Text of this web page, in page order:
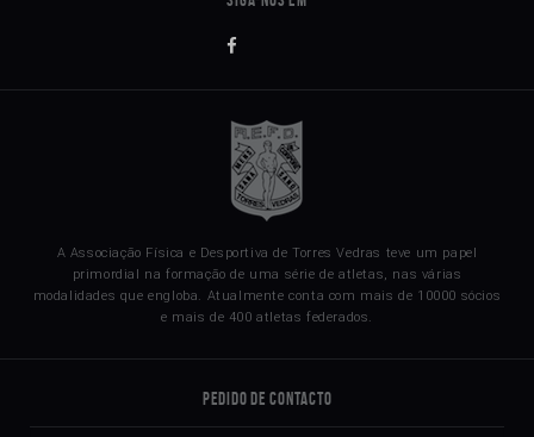
A Associação Física e Desportiva de Torres Vedras teve um papel
primordial na formação de uma série de atletas, nas várias
modalidades que engloba. Atualmente conta com mais de 10000 sócios
e mais de 400 atletas federados.
Pedido de Contacto